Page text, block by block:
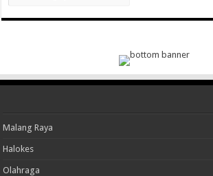
Malang Raya
Halokes
Olahraga